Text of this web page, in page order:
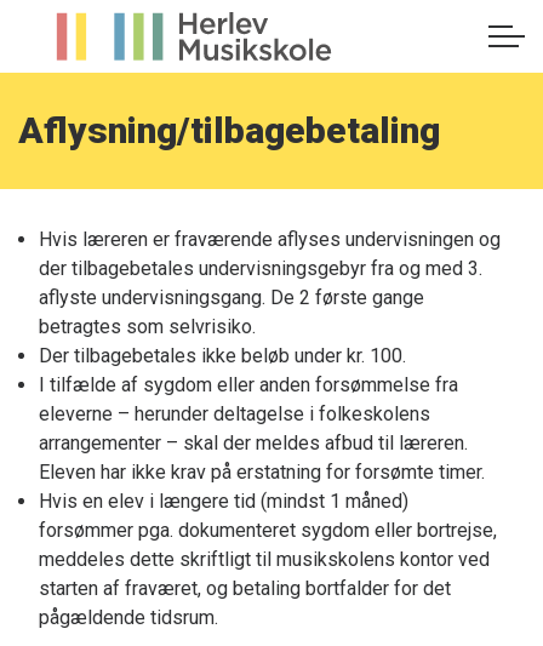
Aflysning/tilbagebetaling
Hvis læreren er fraværende aflyses undervisningen og
der tilbagebetales undervisningsgebyr fra og med 3.
aflyste undervisningsgang. De 2 første gange
betragtes som selvrisiko.
Der tilbagebetales ikke beløb under kr. 100.
I tilfælde af sygdom eller anden forsømmelse fra
eleverne – herunder deltagelse i folkeskolens
arrangementer – skal der meldes afbud til læreren.
Eleven har ikke krav på erstatning for forsømte timer.
Hvis en elev i længere tid (mindst 1 måned)
forsømmer pga. dokumenteret sygdom eller bortrejse,
meddeles dette skriftligt til musikskolens kontor ved
starten af fraværet, og betaling bortfalder for det
pågældende tidsrum.